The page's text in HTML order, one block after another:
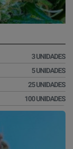
3 UNIDADES
5 UNIDADES
25 UNIDADES
100 UNIDADES